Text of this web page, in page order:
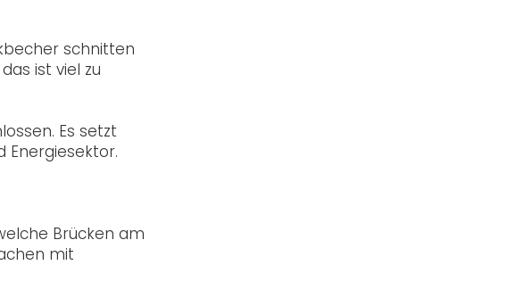
schnitten
ist viel zu
Es setzt
Energiesektor.
Brücken am
mit